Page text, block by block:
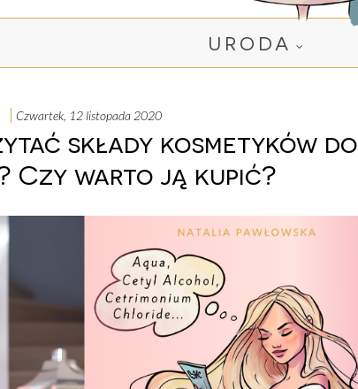
URODA
czwartek, 12 listopada 2020
składy kosmetyków do
Czy warto ją kupić?